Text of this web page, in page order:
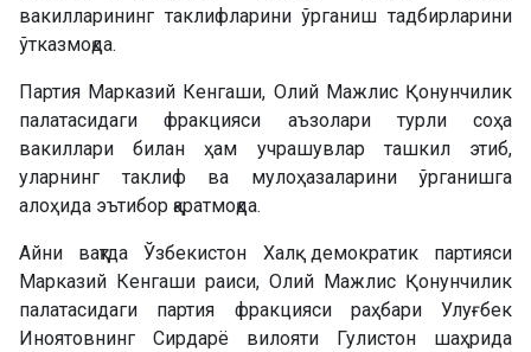
вакилларининг таклифларини ўрганиш тадбирларини
ўтказмоқда.
Партия Марказий Кенгаши, Олий Мажлис Қонунчилик
палатасидаги фракцияси аъзолари турли соҳа
вакиллари билан ҳам учрашувлар ташкил этиб,
уларнинг таклиф ва мулоҳазаларини ўрганишга
алоҳида эътибор қаратмоқда.
Айни вақтда Ўзбекистон Халқ демократик партияси
Марказий Кенгаши раиси, Олий Мажлис Қонунчилик
палатасидаги партия фракцияси раҳбари Улуғбек
Иноятовнинг Сирдарё вилояти Гулистон шаҳрида